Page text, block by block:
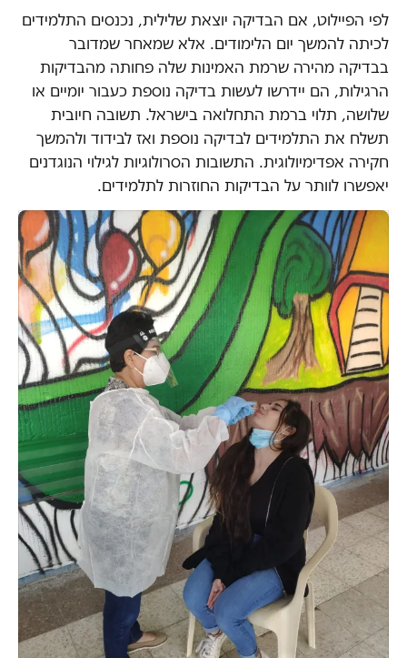
לפי הפיילוט, אם הבדיקה יוצאת שלילית, נכנסים התלמידים
לכיתה להמשך יום הלימודים. אלא שמאחר שמדובר
בבדיקה מהירה שרמת האמינות שלה פחותה מהבדיקות
הרגילות, הם יידרשו לעשות בדיקה נוספת כעבור יומיים או
שלושה, תלוי ברמת התחלואה בישראל. תשובה חיובית
תשלח את התלמידים לבדיקה נוספת ואז לבידוד ולהמשך
חקירה אפדימיולוגית. התשובות הסרולוגיות לגילוי הנוגדנים
יאפשרו לוותר על הבדיקות החוזרות לתלמידים.